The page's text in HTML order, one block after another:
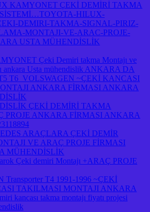
KAMYONET ÇEKİ DEMİRİ TAKMA
HILUX-
DEMIRI-TAKMA-SIGNAL-PIRIZ-
MONTAJI-VE-ARAC-PROJE-
USTA MÜHENDİSLİK
Çeki Demiri takma Montajı ve
ankara Usta mühendislik ANKARA DA
T6 VOLSWAGEN ~ÇEKİ KANCASI
ANKARA FİRMASI ANKARA
ÇEKİ DEMİRİ TAKMA
PROJE ANKARA FİRMASI ANKARA
ARAÇLARA ÇEKİ DEMİR
VE ARAÇ PROJE FİRMASI
MÜHENDİSLİK
Çeki demiri Montajı +ARAÇ PROJE
Transporter T4 1991-1996 ~ÇEKİ
TAKILMASI MONTAJI ANKARA
kancası takma montajı fiyatı projesi